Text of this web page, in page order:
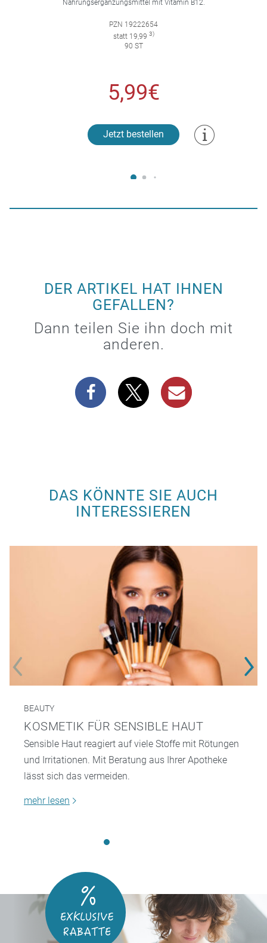
Nahrungsergänzungsmittel mit Vitamin B12.
PZN 19222654
statt 19,99 3)
90 ST
5,99€
Jetzt bestellen
DER ARTIKEL HAT IHNEN
GEFALLEN?
Dann teilen Sie ihn doch mit
anderen.
DAS KÖNNTE SIE AUCH
INTERESSIEREN
BEAUTY
KOSMETIK FÜR SENSIBLE HAUT
Sensible Haut reagiert auf viele Stoffe mit Rötungen
und Irritationen. Mit Beratung aus Ihrer Apotheke
lässt sich das vermeiden.
mehr lesen